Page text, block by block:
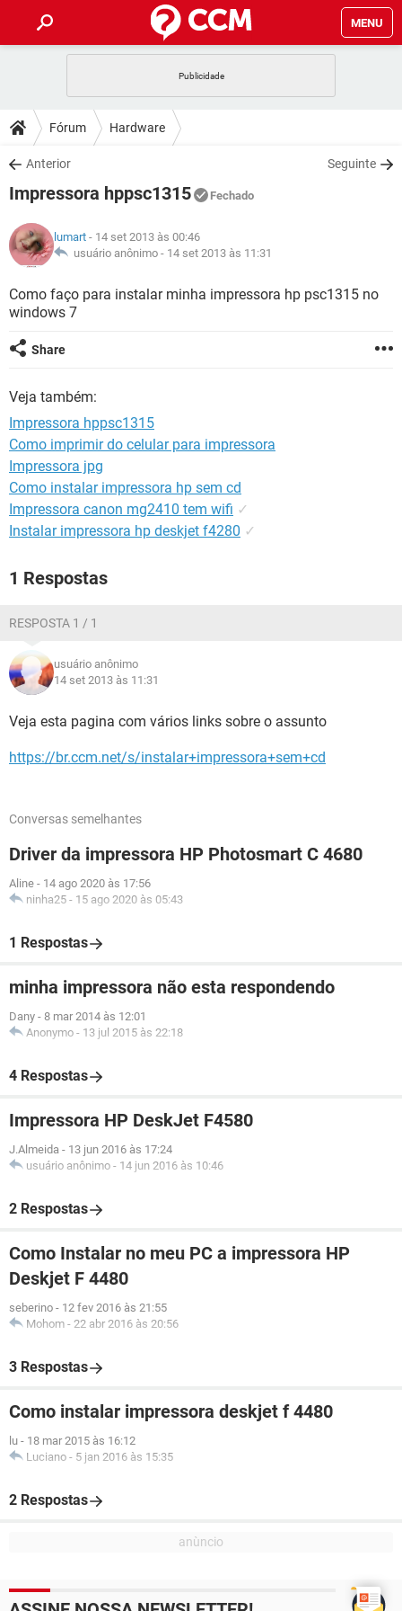
MENU
CELULAR
OUTLOOK
INSTAGRAM GMAIL
GUIA DE COMPRAS
DICAS
JOGOS
INSTAGRAM
GUIA DE COMPRAS
DOWNLOADS
JOGOS WHATSAPP
CELULAR
OUTLOOK EXCEL
INSTAGRAM
GUIA DE COMPRAS
FÓRUM
JOGOS
CELULAR
OUTLOOK EXCEL
GLOSSÁRIO
CELULAR
OUTLOOK
GUIA DE COMPRAS
Fórum Hardware
Anterior Seguinte
Impressora hppsc1315 Fechado
lumart - 14 set 2013 às 00:46
usuário anônimo - 14 set 2013 às 11:31
Como faço para instalar minha impressora hp psc1315 no
windows 7
Share
Veja também:
Impressora hppsc1315
Como imprimir do celular para impressora
Impressora jpg
Como instalar impressora hp sem cd
Impressora canon mg2410 tem wifi ✓
Instalar impressora hp deskjet f4280 ✓
1 Respostas
RESPOSTA 1 / 1
usuário anônimo
14 set 2013 às 11:31
Veja esta pagina com vários links sobre o assunto
https://br.ccm.net/s/instalar+impressora+sem+cd
Conversas semelhantes
Driver da impressora HP Photosmart C 4680
Aline - 14 ago 2020 às 17:56
ninha25 - 15 ago 2020 às 05:43
1 Respostas
minha impressora não esta respondendo
Dany - 8 mar 2014 às 12:01
Anonymo - 13 jul 2015 às 22:18
4 Respostas
Impressora HP DeskJet F4580
J.Almeida - 13 jun 2016 às 17:24
usuário anônimo - 14 jun 2016 às 10:46
2 Respostas
Como Instalar no meu PC a impressora HP
Deskjet F 4480
seberino - 12 fev 2016 às 21:55
Mohom - 22 abr 2016 às 20:56
3 Respostas
Como instalar impressora deskjet f 4480
lu - 18 mar 2015 às 16:12
Luciano - 5 jan 2016 às 15:35
2 Respostas